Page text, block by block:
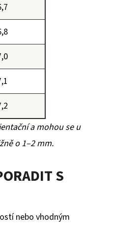
a mohou se u
o 1–2 mm.
S
nebo vhodným